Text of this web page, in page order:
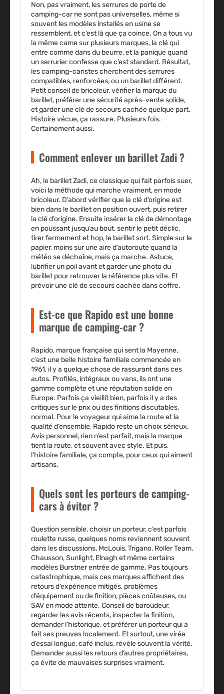
Non, pas vraiment, les serrures de porte de
camping-car ne sont pas universelles, même si
souvent les modèles installés en usine se
ressemblent, et c’est là que ça coince. On a tous vu
la même came sur plusieurs marques, la clé qui
entre comme dans du beurre, et la panique quand
un serrurier confesse que c’est standard. Résultat,
les camping-caristes cherchent des serrures
compatibles, renforcées, ou un barillet différent.
Petit conseil de bricoleur, vérifier la marque du
barillet, préférer une sécurité après-vente solide,
et garder une clé de secours cachée quelque part.
Histoire vécue, ça rassure. Plusieurs fois.
Certainement aussi.
Comment enlever un barillet Zadi ?
Ah, le barillet Zadi, ce classique qui fait parfois suer,
voici la méthode qui marche vraiment, en mode
bricoleur. D’abord vérifier que la clé d’origine est
bien dans le barillet en position ouvert, puis retirer
la clé d’origine. Ensuite insérer la clé de démontage
en poussant jusqu’au bout, sentir le petit déclic,
tirer fermement et hop, le barillet sort. Simple sur le
papier, moins sur une aire d’autoroute quand la
météo se déchaîne, mais ça marche. Astuce,
lubrifier un poil avant et garder une photo du
barillet pour retrouver la référence plus vite. Et
prévoir une clé de secours cachée dans coffre.
Est-ce que Rapido est une bonne
marque de camping-car ?
Rapido, marque française qui sent la Mayenne,
c’est une belle histoire familiale commencée en
1961, il y a quelque chose de rassurant dans ces
autos. Profilés, intégraux ou vans, ils ont une
gamme complète et une réputation solide en
Europe. Parfois ça vieillit bien, parfois il y a des
critiques sur le prix ou des finitions discutables,
normal. Pour le voyageur qui aime la route et la
qualité d’ensemble, Rapido reste un choix sérieux.
Avis personnel, rien n’est parfait, mais la marque
tient la route, et souvent avec style. Et puis,
l’histoire familiale, ça compte, pour ceux qui aiment
artisans.
Quels sont les porteurs de camping-
cars à éviter ?
Question sensible, choisir un porteur, c’est parfois
roulette russe, quelques noms reviennent souvent
dans les discussions, McLouis, Trigano, Roller Team,
Chausson, Sunlight, Elnagh et même certains
modèles Burstner entrée de gamme. Pas toujours
catastrophique, mais ces marques affichent des
retours d’expérience mitigés, problèmes
d’équipement ou de finition, pièces coûteuses, ou
SAV en mode attente. Conseil de baroudeur,
regarder les avis récents, inspecter la finition,
demander l’historique, et préférer un porteur qui a
fait ses preuves localement. Et surtout, une virée
d’essai longue, café inclus, révèle souvent la vérité.
Demander aussi les retours d’autres propriétaires,
ça évite de mauvaises surprises vraiment.